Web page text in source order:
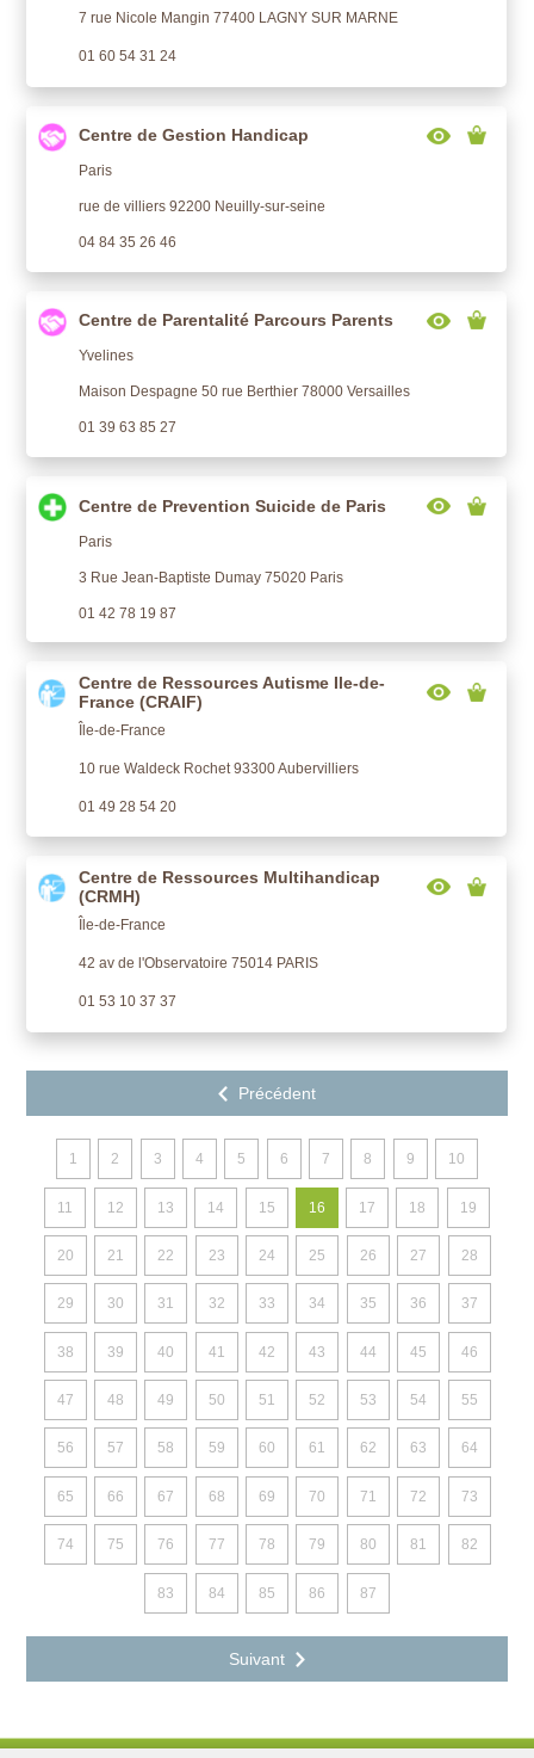
7 rue Nicole Mangin 77400 LAGNY SUR MARNE
01 60 54 31 24
Centre de Gestion Handicap
Paris
rue de villiers 92200 Neuilly-sur-seine
04 84 35 26 46
Centre de Parentalité Parcours Parents
Yvelines
Maison Despagne 50 rue Berthier 78000 Versailles
01 39 63 85 27
Centre de Prevention Suicide de Paris
Paris
3 Rue Jean-Baptiste Dumay 75020 Paris
01 42 78 19 87
Centre de Ressources Autisme Ile-de-
France (CRAIF)
Île-de-France
10 rue Waldeck Rochet 93300 Aubervilliers
01 49 28 54 20
Centre de Ressources Multihandicap
(CRMH)
Île-de-France
42 av de l'Observatoire 75014 PARIS
01 53 10 37 37
1 2 3 4 5 6 7 8 9 10
11 12 13 14 15 16 17 18 19
20 21 22 23 24 25 26 27 28
29 30 31 32 33 34 35 36 37
38 39 40 41 42 43 44 45 46
47 48 49 50 51 52 53 54 55
56 57 58 59 60 61 62 63 64
65 66 67 68 69 70 71 72 73
74 75 76 77 78 79 80 81 82
83 84 85 86 87